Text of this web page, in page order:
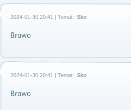
2024-01-30 20:41 | Temat: Sko
Brawo
2024-01-30 20:41 | Temat: Sko
Brawo